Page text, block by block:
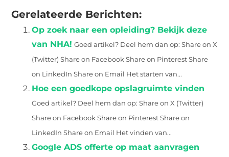
Gerelateerde Berichten:
Op zoek naar een opleiding? Bekijk deze
van NHA! Goed artikel? Deel hem dan op: Share on X
(Twitter) Share on Facebook Share on Pinterest Share
on LinkedIn Share on Email Het starten van...
Hoe een goedkope opslagruimte vinden
Goed artikel? Deel hem dan op: Share on X (Twitter)
Share on Facebook Share on Pinterest Share on
LinkedIn Share on Email Het vinden van...
Google ADS offerte op maat aanvragen